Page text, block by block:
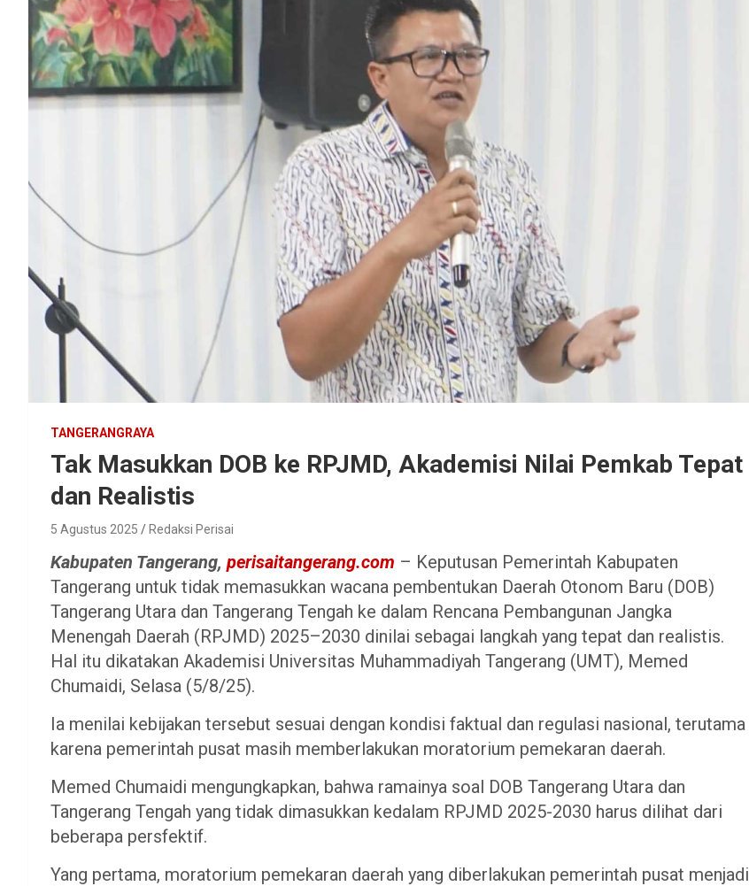
TANGERANGRAYA
Tak Masukkan DOB ke RPJMD, Akademisi Nilai Pemkab Tepat
dan Realistis
5 Agustus 2025 Redaksi Perisai
Kabupaten Tangerang, perisaitangerang.com – Keputusan Pemerintah Kabupaten
Tangerang untuk tidak memasukkan wacana pembentukan Daerah Otonom Baru (DOB)
Tangerang Utara dan Tangerang Tengah ke dalam Rencana Pembangunan Jangka
Menengah Daerah (RPJMD) 2025–2030 dinilai sebagai langkah yang tepat dan realistis.
Hal itu dikatakan Akademisi Universitas Muhammadiyah Tangerang (UMT), Memed
Chumaidi, Selasa (5/8/25).
Ia menilai kebijakan tersebut sesuai dengan kondisi faktual dan regulasi nasional, terutama
karena pemerintah pusat masih memberlakukan moratorium pemekaran daerah.
Memed Chumaidi mengungkapkan, bahwa ramainya soal DOB Tangerang Utara dan
Tangerang Tengah yang tidak dimasukkan kedalam RPJMD 2025-2030 harus dilihat dari
beberapa persfektif.
Yang pertama, moratorium pemekaran daerah yang diberlakukan pemerintah pusat menjadi